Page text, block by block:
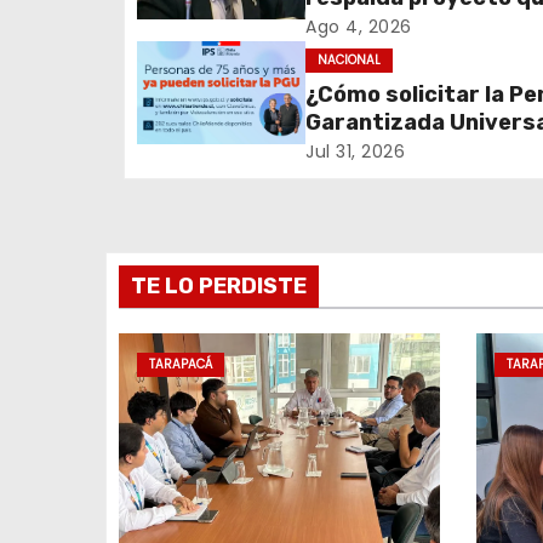
c
i
ó
e
e
n
t
r
fortalece el control
identidad durante
de excepción
Ago 4, 2026
NACIONAL
¿Cómo solicitar la
Garantizada
(PGU)?
Jul 31, 2026
TE LO PERDISTE
TARAPACÁ